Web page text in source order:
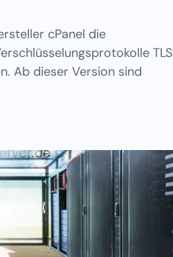
cPanel die
TLS
Ab dieser Version sind